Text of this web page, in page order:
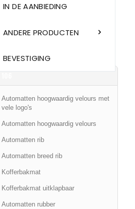
IN DE AANBIEDING
ANDERE PRODUCTEN
BEVESTIGING
Automatten hoogwaardig velours met
vele logo's
Automatten hoogwaardig velours
Automatten rib
Automatten breed rib
Kofferbakmat
Kofferbakmat uitklapbaar
Automatten rubber